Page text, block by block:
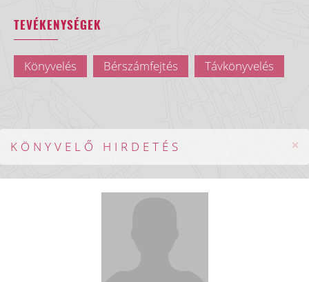
TEVÉKENYSÉGEK
Könyvelés Bérszámfejtés Távkönyvelés
×
KÖNYVELŐ HIRDETÉS